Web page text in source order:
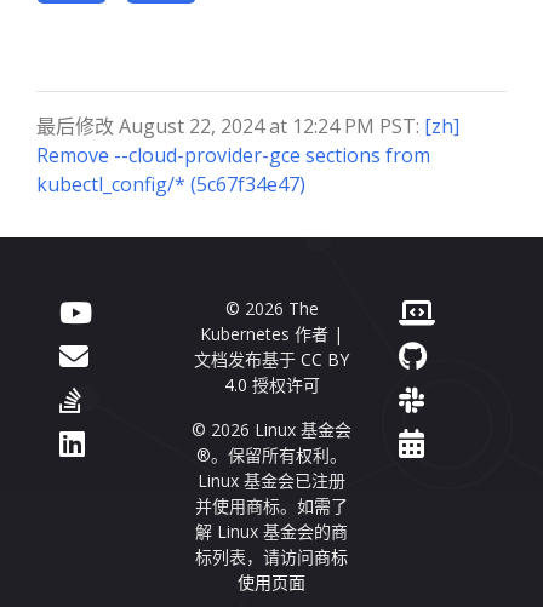
最后修改 August 22, 2024 at 12:24 PM PST: [zh]
Remove --cloud-provider-gce sections from
kubectl_config/* (5c67f34e47)
© 2026 The
Kubernetes 作者 |
文档发布基于 CC BY
4.0 授权许可
© 2026 Linux 基金会
®。保留所有权利。
Linux 基金会已注册
并使用商标。如需了
解 Linux 基金会的商
标列表，请访问商标
使用页面